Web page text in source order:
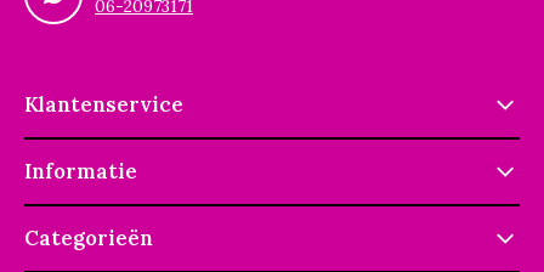
06-20973171
Klantenservice
Informatie
Categorieën